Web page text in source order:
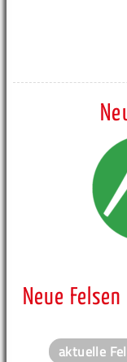
Neue Felsen
aktuelle